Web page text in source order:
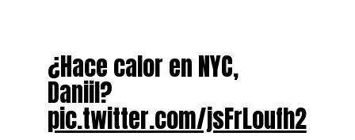
¿Hace calor en NYC,
Daniil?
pic.twitter.com/jsFrLoufh2